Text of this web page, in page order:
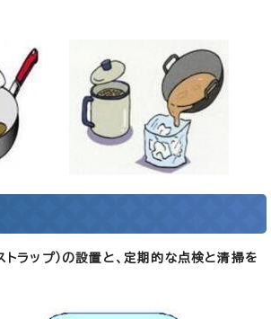
トラップ）の設置と、定期的な点検と清掃を